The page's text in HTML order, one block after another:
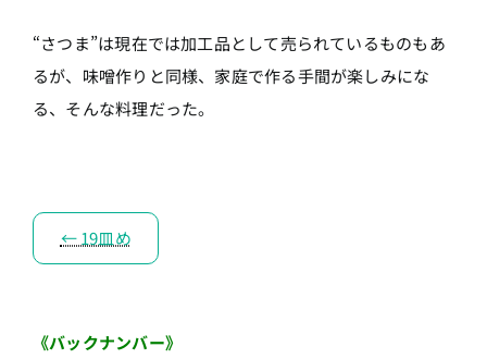
“さつま”は現在では加工品として売られているものもあ
るが、味噌作りと同様、家庭で作る手間が楽しみにな
る、そんな料理だった。
← 19皿め
《バックナンバー》